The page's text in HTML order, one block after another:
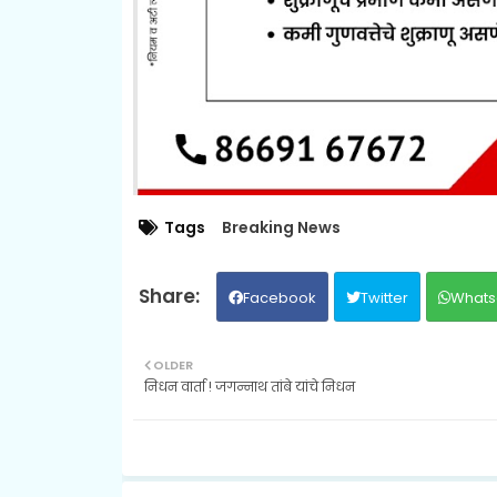
Tags Breaking News
Facebook Twitter
OLDER
निधन वार्ता ! जगन्नाथ तांबे यांचे निधन